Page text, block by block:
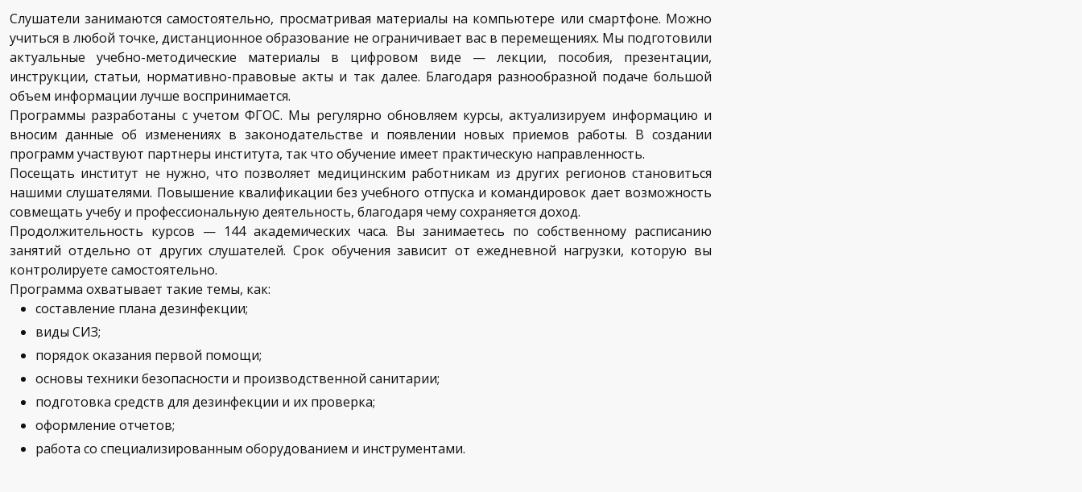
Слушатели занимаются самостоятельно, просматривая материалы на компьютере или смартфоне. Можно
учиться в любой точке, дистанционное образование не ограничивает вас в перемещениях. Мы подготовили
актуальные учебно-методические материалы в цифровом виде — лекции, пособия, презентации,
инструкции, статьи, нормативно-правовые акты и так далее. Благодаря разнообразной подаче большой
объем информации лучше воспринимается.
Программы разработаны с учетом ФГОС. Мы регулярно обновляем курсы, актуализируем информацию и
вносим данные об изменениях в законодательстве и появлении новых приемов работы. В создании
программ участвуют партнеры института, так что обучение имеет практическую направленность.
Посещать институт не нужно, что позволяет медицинским работникам из других регионов становиться
нашими слушателями. Повышение квалификации без учебного отпуска и командировок дает возможность
совмещать учебу и профессиональную деятельность, благодаря чему сохраняется доход.
Продолжительность курсов — 144 академических часа. Вы занимаетесь по собственному расписанию
занятий отдельно от других слушателей. Срок обучения зависит от ежедневной нагрузки, которую вы
контролируете самостоятельно.
Программа охватывает такие темы, как:
составление плана дезинфекции;
виды СИЗ;
порядок оказания первой помощи;
основы техники безопасности и производственной санитарии;
подготовка средств для дезинфекции и их проверка;
оформление отчетов;
работа со специализированным оборудованием и инструментами.